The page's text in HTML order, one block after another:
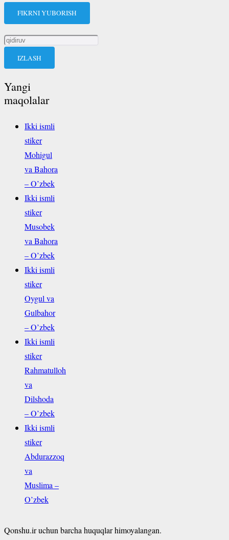
FIKRNI YUBORISH
Qidirshish:
Yangi
maqolalar
Ikki ismli
stiker
Mohigul
va Bahora
– O’zbek
Ikki ismli
stiker
Musobek
va Bahora
– O’zbek
Ikki ismli
stiker
Oygul va
Gulbahor
– O’zbek
Ikki ismli
stiker
Rahmatulloh
va
Dilshoda
– O’zbek
Ikki ismli
stiker
Abdurazzoq
va
Muslima –
O’zbek
Qonshu.ir uchun barcha huquqlar himoyalangan.